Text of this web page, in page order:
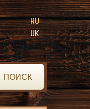
RU
UK
ПОИСК